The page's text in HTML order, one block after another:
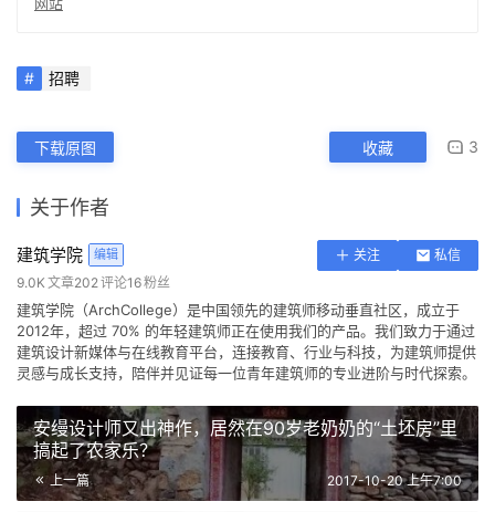
招聘
下载原图 收藏 3
关于作者
建筑学院 编辑 关注
私信
9.0K 文章202评论16粉丝
建筑学院（ArchCollege）是中国领先的建筑师移动垂直社区，成立于
2012年，超过 70% 的年轻建筑师正在使用我们的产品。我们致力于通过
建筑设计新媒体与在线教育平台，连接教育、行业与科技，为建筑师提供
灵感与成长支持，陪伴并见证每一位青年建筑师的专业进阶与时代探索。
安缦设计师又出神作，居然在90岁老奶奶的“土坯房”里
搞起了农家乐？
上一篇 2017-10-20 上午7:00